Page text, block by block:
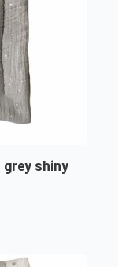
shiny